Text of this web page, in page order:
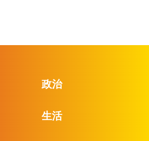
政治
生活